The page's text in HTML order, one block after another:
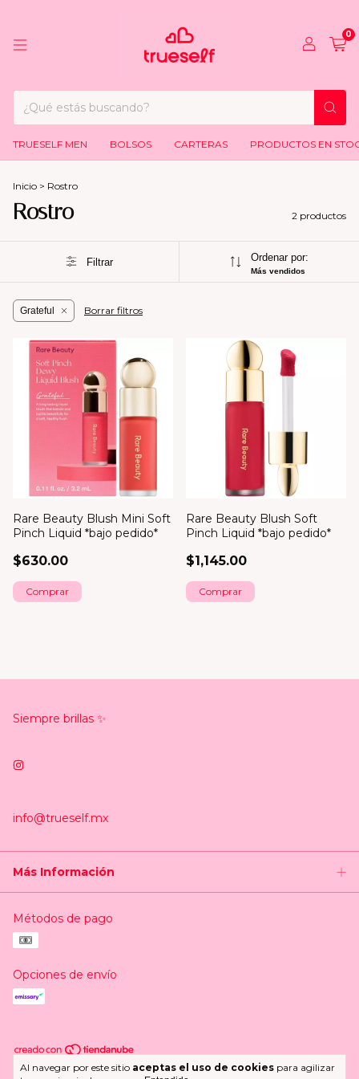
0
TRUESELF MEN BOLSOS CARTERAS PRODUCTOS EN
Al navegar por este sitio aceptas el uso de cookies para agilizar
Inicio > Rostro
Rostro 2 productos
Filtrar Ordenar por:
Más vendidos
Grateful Borrar filtros
Rare Beauty Blush Mini Soft
Pinch Liquid *bajo pedido*
$630.00
Comprar
Rare Beauty Blush Soft
Pinch Liquid *bajo pedido*
$1,145.00
Comprar
Siempre brillas ✨
info@trueself.mx
Más Información
Métodos de pago
Opciones de envío
Copyright Trueself.mx - 2026. Todos los derechos reservados.